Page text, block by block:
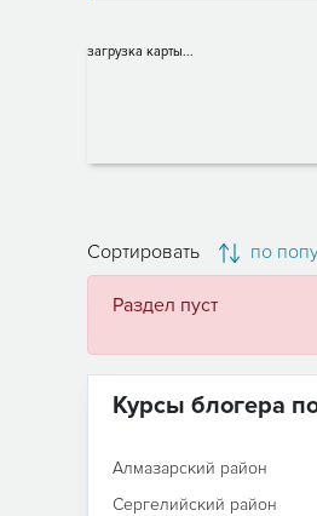
загрузка карты...
Сортировать по
Раздел пуст
Курсы блогера
Алмазарский район
Сергелийский район